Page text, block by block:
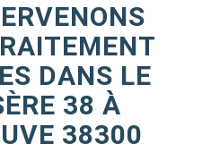
DANS LE
38 À
38300